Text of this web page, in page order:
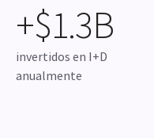
+$1.3B
invertidos en I+D
anualmente